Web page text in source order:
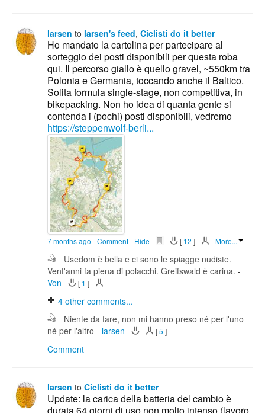
larsen to larsen's feed, Ciclisti do it better
Ho mandato la cartolina per partecipare al
sorteggio dei posti disponibili per questa roba
qui. Il percorso giallo è quello gravel, ~550km tra
Polonia e Germania, toccando anche il Baltico.
Solita formula single-stage, non competitiva, in
bikepacking. Non ho idea di quanta gente si
contenda i (pochi) posti disponibili, vedremo
https://steppenwolf-berli...
7 months ago -Comment- Hide - - [ 12 ]- -More...
Usedom è bella e ci sono le spiagge nudiste.
Vent'anni fa piena di polacchi. Greifswald è carina. -
Von - [ 1 ]-
4 other comments...
Niente da fare, non mi hanno preso né per l'uno
né per l'altro - larsen - - [5 ]
Comment
larsen to Ciclisti do it better
Update: la carica della batteria del cambio è